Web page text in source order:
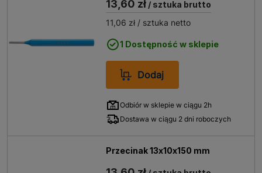
13,60 zł / sztuka brutto
11,06 zł / sztuka netto
1 Dostępność w sklepie
Dodaj
Odbiór w sklepie w ciągu 2h
Dostawa w ciągu 2 dni roboczych
Przecinak 13x10x150 mm